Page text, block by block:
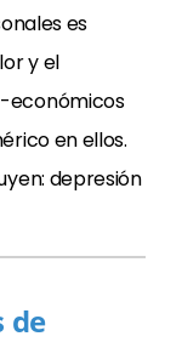
es
y el
económicos
en ellos.
depresión
de